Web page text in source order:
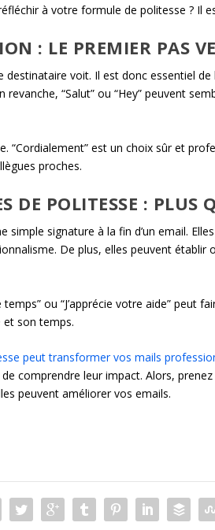
à votre formule de politesse ? Il
: LE PREMIER PAS
voit. Il est donc essentiel de
revanche, “Salut” ou “Hey” peuvent
est un choix sûr et
proches.
DE POLITESSE : PLUS
simple signature à la fin d’un email.
De plus, elles peuvent établir
ou “J’apprécie votre aide” peut
son temps.
peut transformer vos mails
comprendre leur impact. Alors,
peuvent améliorer vos emails.